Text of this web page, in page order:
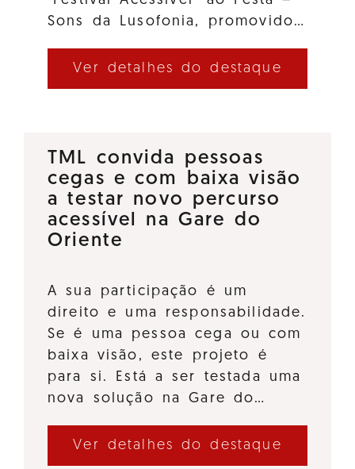
Sons da Lusofonia, promovido…
Ver detalhes do destaque
TML convida pessoas
cegas e com baixa visão
a testar novo percurso
acessível na Gare do
Oriente
A sua participação é um
direito e uma responsabilidade.
Se é uma pessoa cega ou com
baixa visão, este projeto é
para si. Está a ser testada uma
nova solução na Gare do…
Ver detalhes do destaque